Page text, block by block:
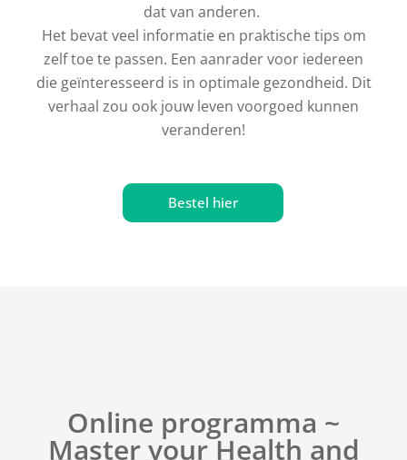
dat van anderen.
Het bevat veel informatie en praktische tips om
zelf toe te passen. Een aanrader voor iedereen
die geïnteresseerd is in optimale gezondheid. Dit
verhaal zou ook jouw leven voorgoed kunnen
veranderen!
Bestel hier
Online programma ~
Master your Health and